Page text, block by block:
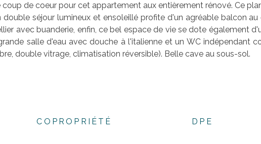
de coeur pour cet appartement aux entièrement rénové. Ce
séjour lumineux et ensoleillé profite d'un agréable balcon
avec buanderie, enfin, ce bel espace de vie se dote également
salle d'eau avec douche à l'italienne et un WC indépendant
double vitrage, climatisation réversible). Belle cave au sous-sol.
COPROPRIÉTÉ DPE